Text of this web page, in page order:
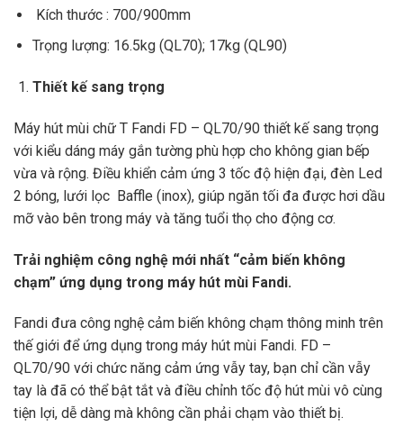
Kích thước : 700/900mm
Trọng lượng: 16.5kg (QL70); 17kg (QL90)
Thiết kế sang trọng
Máy hút mùi chữ T Fandi FD – QL70/90 thiết kế sang trọng
với kiểu dáng máy gắn tường phù hợp cho không gian bếp
vừa và rộng. Điều khiển cảm ứng 3 tốc độ hiện đại, đèn Led
2 bóng, lưới lọc Baffle (inox), giúp ngăn tối đa được hơi dầu
mỡ vào bên trong máy và tăng tuổi thọ cho động cơ.
Trải nghiệm công nghệ mới nhất “cảm biến không
chạm” ứng dụng trong máy hút mùi Fandi.
Fandi đưa công nghệ cảm biến không chạm thông minh trên
thế giới để ứng dụng trong máy hút mùi Fandi. FD –
QL70/90 với chức năng cảm ứng vẫy tay, bạn chỉ cần vẫy
tay là đã có thể bật tắt và điều chỉnh tốc độ hút mùi vô cùng
tiện lợi, dễ dàng mà không cần phải chạm vào thiết bị.